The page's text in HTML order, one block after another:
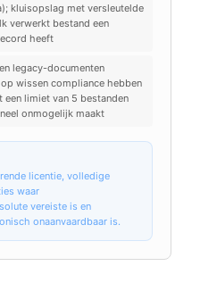
kluisopslag met versleutelde
verwerkt bestand een
heeft
legacy-documenten
wissen compliance hebben
limiet van 5 bestanden
onmogelijk maakt
licentie, volledige
waar
vereiste is en
onaanvaardbaar is.